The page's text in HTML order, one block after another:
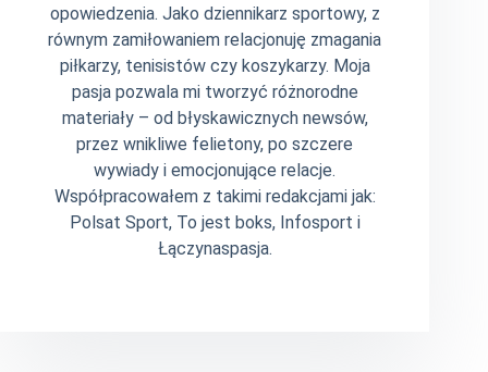
opowiedzenia. Jako dziennikarz sportowy, z
równym zamiłowaniem relacjonuję zmagania
piłkarzy, tenisistów czy koszykarzy. Moja
pasja pozwala mi tworzyć różnorodne
materiały – od błyskawicznych newsów,
przez wnikliwe felietony, po szczere
wywiady i emocjonujące relacje.
Współpracowałem z takimi redakcjami jak:
Polsat Sport, To jest boks, Infosport i
Łączynaspasja.